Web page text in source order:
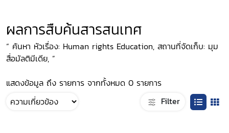
ผลการสืบค้นสารสนเทศ
“ ค้นหา หัวเรื่อง: Human rights Education, สถานที่จัดเก็บ: มุม
สื่อมัลติมีเดีย, ”
แสดงข้อมูล ถึง รายการ จากทั้งหมด 0 รายการ
Filter